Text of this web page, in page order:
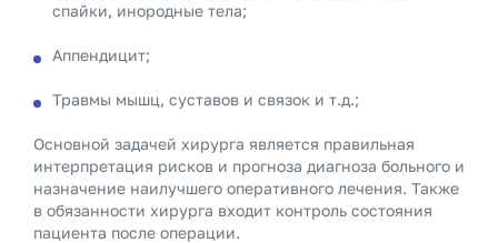
спайки, инородные тела;
Аппендицит;
Травмы мышц, суставов и связок и т.д.;
Основной задачей хирурга является правильная
интерпретация рисков и прогноза диагноза больного и
назначение наилучшего оперативного лечения. Также
в обязанности хирурга входит контроль состояния
пациента после операции.